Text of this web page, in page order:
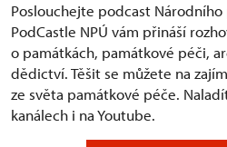
Poslouchejte podcast
PodCastle NPÚ vám přináší
o památkách, památkové péči,
dědictví. Těšit se můžete na
ze světa památkové péče.
kanálech i na Youtube.